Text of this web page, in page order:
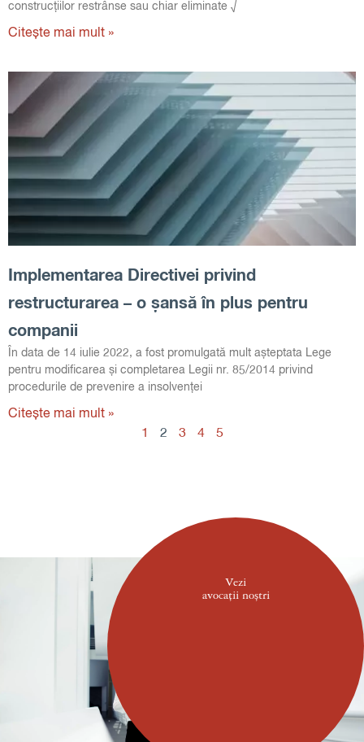
construcțiilor restrânse sau chiar eliminate √
Citește mai mult »
Implementarea Directivei privind
restructurarea – o șansă în plus pentru
companii
În data de 14 iulie 2022, a fost promulgată mult așteptata Lege
pentru modificarea și completarea Legii nr. 85/2014 privind
procedurile de prevenire a insolvenței
Citește mai mult »
1
2 3 4 5
Vezi
avocații noștri